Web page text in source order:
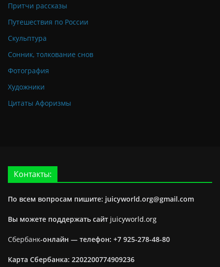
Притчи рассказы
Путешествия по России
Скульптура
Сонник, толкование снов
Фотография
Художники
Цитаты Афоризмы
Контакты:
По всем вопросам пишите: juicyworld.org@gmail.com
Вы можете поддержать сайт juicyworld.org
Сбербанк-онлайн — телефон: +7 925-278-48-80
Карта Сбербанка: 2202200774909236